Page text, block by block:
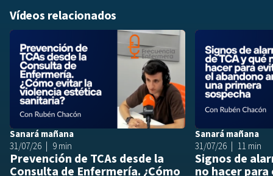
Vídeos relacionados
Añadir a
Sanará mañana
31/07/26
9 min
Prevención de TCAs desde la
Consulta de Enfermería. ¿Cómo
Sanará mañana
31/07/26
11 min
Signos de
no hacer